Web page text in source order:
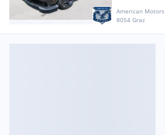
American Motors
8054 Graz